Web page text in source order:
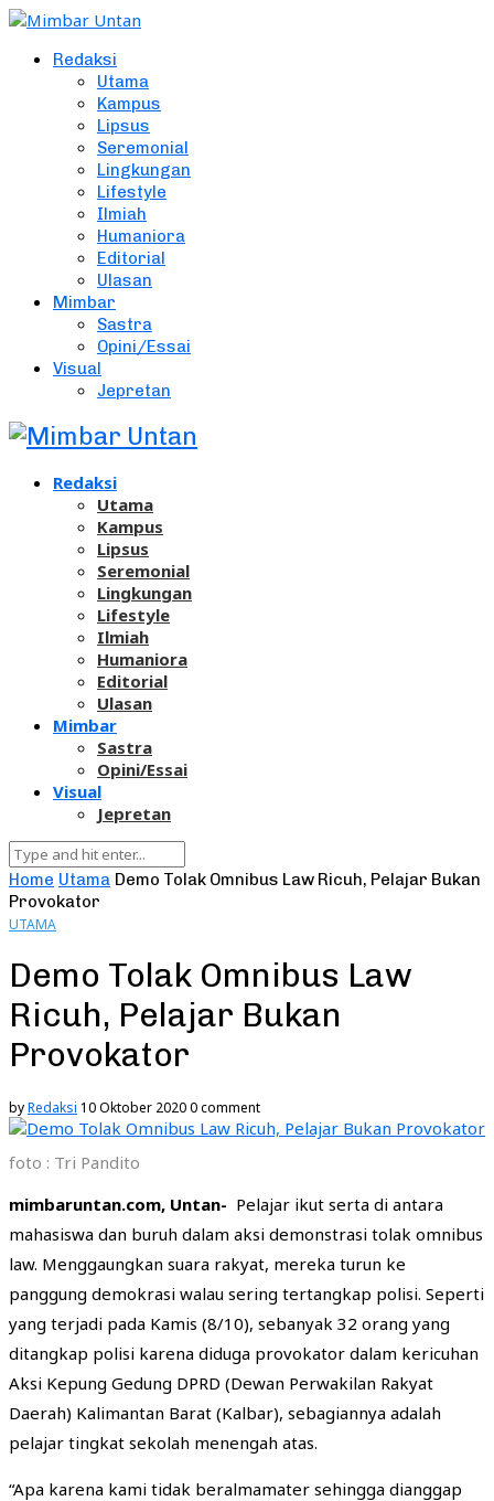
Redaksi
Utama
Kampus
Lipsus
Seremonial
Lingkungan
Lifestyle
Ilmiah
Humaniora
Editorial
Ulasan
Mimbar
Sastra
Opini/Essai
Visual
Jepretan
Redaksi
Utama
Kampus
Lipsus
Seremonial
Lingkungan
Lifestyle
Ilmiah
Humaniora
Editorial
Ulasan
Mimbar
Sastra
Opini/Essai
Visual
Jepretan
Home Utama Demo Tolak Omnibus Law Ricuh, Pelajar Bukan
Provokator
UTAMA
Demo Tolak Omnibus Law
Ricuh, Pelajar Bukan
Provokator
byRedaksi 10 Oktober 20200 comment
foto : Tri Pandito
mimbaruntan.com, Untan- Pelajar ikut serta di antara
mahasiswa dan buruh dalam aksi demonstrasi tolak omnibus
law. Menggaungkan suara rakyat, mereka turun ke
panggung demokrasi walau sering tertangkap polisi. Seperti
yang terjadi pada Kamis (8/10), sebanyak 32 orang yang
ditangkap polisi karena diduga provokator dalam kericuhan
Aksi Kepung Gedung DPRD (Dewan Perwakilan Rakyat
Daerah) Kalimantan Barat (Kalbar), sebagiannya adalah
pelajar tingkat sekolah menengah atas.
“Apa karena kami tidak beralmamater sehingga dianggap